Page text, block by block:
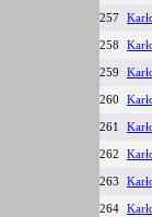
257
258
259
260
261
262
263
264